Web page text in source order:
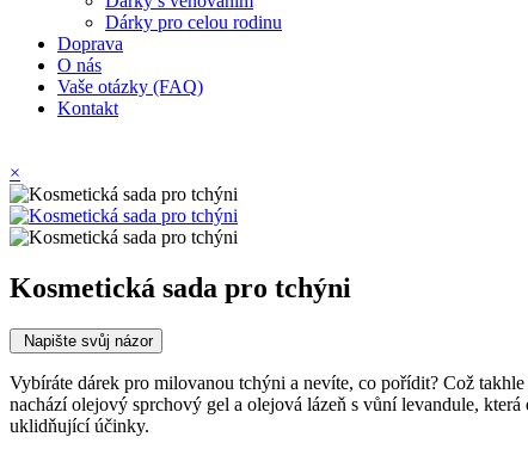
Dárky pro celou rodinu
Doprava
O nás
Vaše otázky (FAQ)
Kontakt
×
Kosmetická sada pro tchýni
Napište svůj názor
Vybíráte dárek pro milovanou tchýni a nevíte, co pořídit? Což
nachází olejový sprchový gel a olejová lázeň s vůní levandule,
uklidňující účinky.